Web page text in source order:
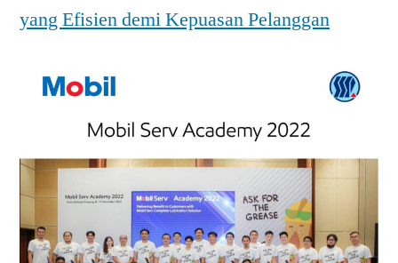
yang Efisien demi Kepuasan Pelanggan